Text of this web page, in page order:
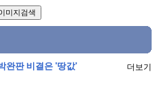
완판 비결은 '땅값' 더보기